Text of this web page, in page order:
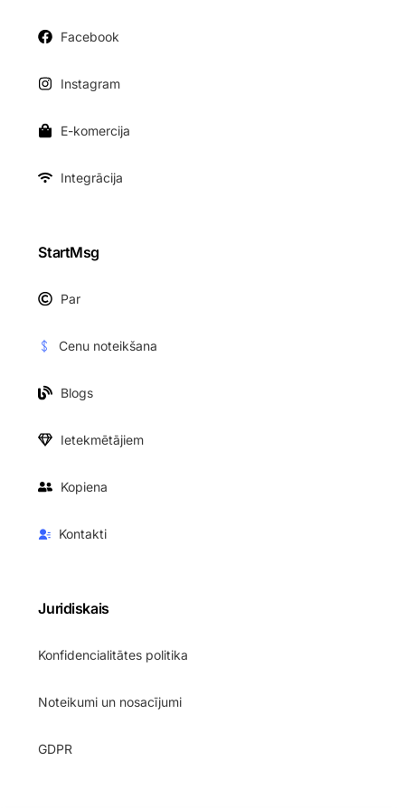
Facebook
Instagram
E-komercija
Integrācija
StartMsg
Par
Cenu noteikšana
Blogs
Ietekmētājiem
Kopiena
Kontakti
Juridiskais
Konfidencialitātes politika
Noteikumi un nosacījumi
GDPR